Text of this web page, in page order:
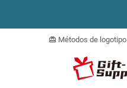
card_giftcard Métodos de logotipo